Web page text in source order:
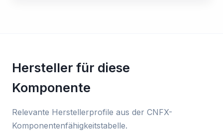
Hersteller für diese
Komponente
Relevante Herstellerprofile aus der CNFX-
Komponentenfähigkeitstabelle.